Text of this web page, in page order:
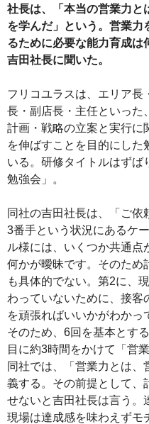
社長は、「本当の営業力と
を学んだ」という。営業力
るために必要な能力育成は
吉田社長に聞いた。
フリコユラスは、エリア長
長・副店長・主任といった
計画・戦略の立案と実行に
を伸ばすことを目的にした
いる。研修タイトルはずば
勉強会」。
同社の吉田社長は、「ご依
3番手という状況にあるケ
ル様には、いくつか共通点
何かが曖昧です。そのため
も具体的でない。第2に、
わっていないために、接客
を頑張ればいいかがわかっ
そのため、6回を基本とす
目に約3時間をかけて「営
同社では、「営業力とは、
義する。その前提として、
せないと吉田社長は言う。
現場は達成感を味わえずモ